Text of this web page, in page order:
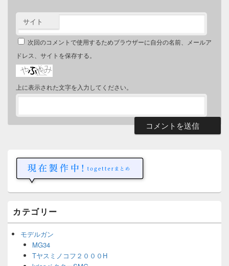
サイト
次回のコメントで使用するためブラウザーに自分の名前、メールア
ドレス、サイトを保存する。
上に表示された文字を入力してください。
バ
ウ
ィ
ェ
カテゴリー
モデルガン
MG34
Tヤスミノコフ２０００H